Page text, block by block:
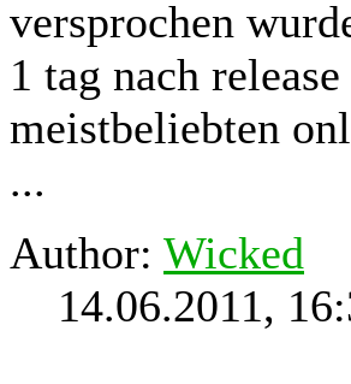
versprochen
1 tag nach
meistbeliebten
...
Author: Wicked
14.06.2011,